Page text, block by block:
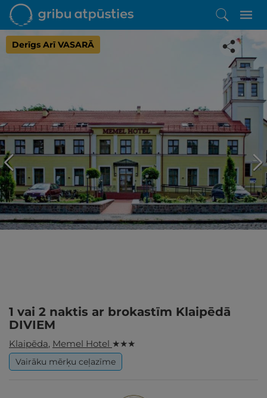
Derīgs Arī VASARĀ
Iepatikās šis piedāvājums?
Līdz brīnišķīgai atpūtai atlikuši tikai daži soļi
PĒRKU
1 vai 2 naktis ar brokastīm Klaipēdā
DIVIEM
Klaipēda, Memel Hotel ★ ★ ★
Vairāku mērķu ceļazīme